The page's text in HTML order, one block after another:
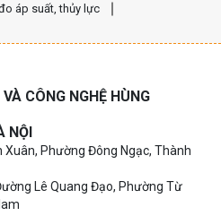
áp suất, thủy lực
CÔNG NGHỆ HÙNG
NỘI
Xuân, Phường Đông Ngạc, Thành
Lê Quang Đạo, Phường Từ